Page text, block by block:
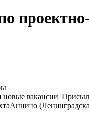
новые вакансии.
Аннино